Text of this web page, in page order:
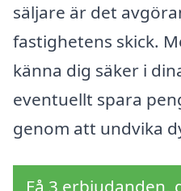
säljare är det
fastighetens skick.
känna dig säker i
eventuellt spara
genom att undvika
Få 3 erbjudanden,